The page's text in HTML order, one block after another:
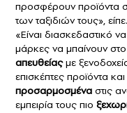
προσφέρουν προϊόντα
των ταξιδιών τους», είπε.
«Είναι διασκεδαστικό
μάρκες να μπαίνουν στο
απευθείαςμε
επισκέπτες προϊόντα και
προσαρμοσμένα στις
εμπειρία τους πιο